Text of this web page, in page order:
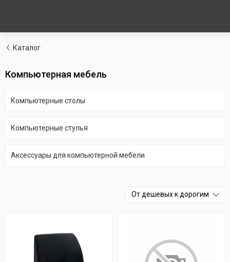
Каталог
Компьютерная мебель
Компьютерные столы
Компьютерные стулья
Аксессуары для компьютерной мебели
От дешевых к дорогим